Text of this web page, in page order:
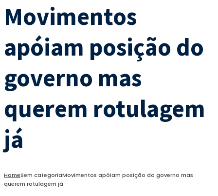
Movimentos
apóiam posição do
governo mas
querem rotulagem
já
HomeSem categoriaMovimentos apóiam posição do governo mas
querem rotulagem já